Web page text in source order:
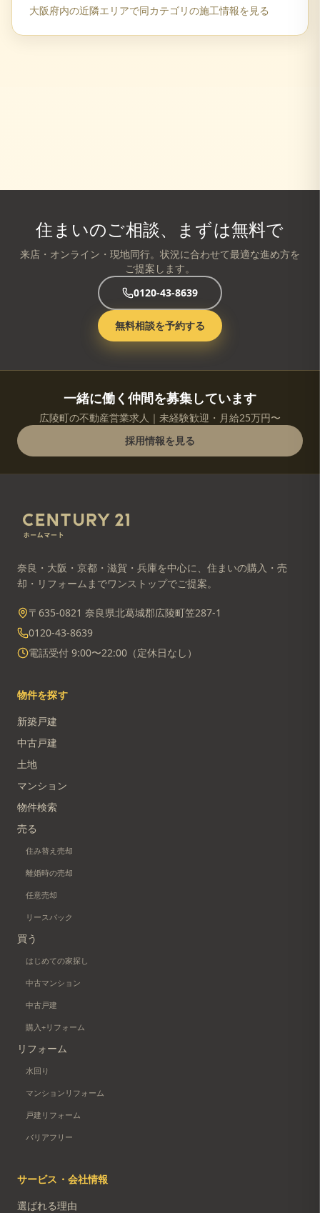
大阪府内の近隣エリアで同カテゴリの施工情報を見る
住まいのご相談、まずは無料で
来店・オンライン・現地同行。状況に合わせて最適な進め方を
ご提案します。
0120-43-8639
無料相談を予約する
一緒に働く仲間を募集しています
広陵町の不動産営業求人｜未経験歓迎・月給25万円〜
採用情報を見る
奈良・大阪・京都・滋賀・兵庫を中心に、住まいの購入・売
却・リフォームまでワンストップでご提案。
〒635-0821 奈良県北葛城郡広陵町笠287-1
0120-43-8639
電話受付 9:00〜22:00（定休日なし）
物件を探す
新築戸建
中古戸建
土地
マンション
物件検索
売る
住み替え売却
離婚時の売却
任意売却
リースバック
買う
はじめての家探し
中古マンション
中古戸建
購入+リフォーム
リフォーム
水回り
マンションリフォーム
戸建リフォーム
バリアフリー
サービス・会社情報
選ばれる理由